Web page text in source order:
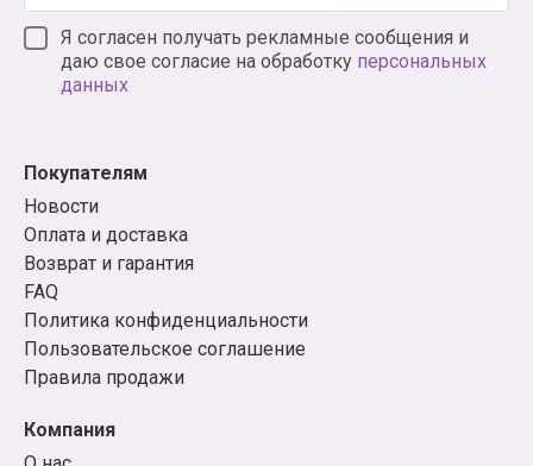
Я согласен получать рекламные сообщения и
даю свое согласие на обработку персональных
данных
Покупателям
Новости
Оплата и доставка
Возврат и гарантия
FAQ
Политика конфиденциальности
Пользовательское соглашение
Правила продажи
Компания